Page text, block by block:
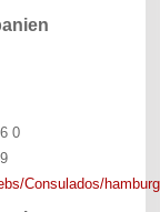
0
Consulados/